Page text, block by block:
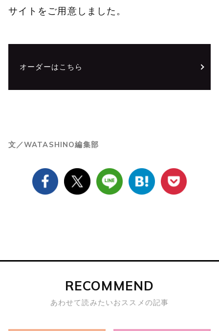
サイトをご用意しました。
オーダーはこちら
文／WATASHINO編集部
RECOMMEND
あわせて読みたいおススメの記事